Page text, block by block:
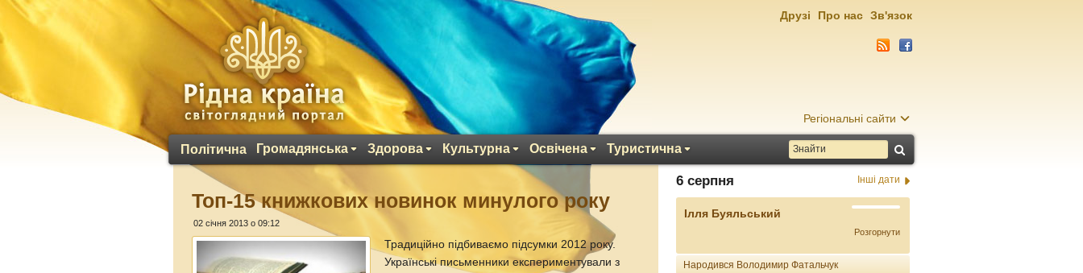
Регіональні сайти
Політична Громадянська Здорова Культурна Освічена Туристична
Друзі Про нас Зв'язок
Топ-15 книжкових новинок минулого року
02 січня 2013 о 09:12
Традиційно підбиваємо підсумки 2012 року.
Українські письменники експериментували з
6 серпня Інші дати
Ілля Буяльський
Розгорнути
Народився Володимир Фатальчук